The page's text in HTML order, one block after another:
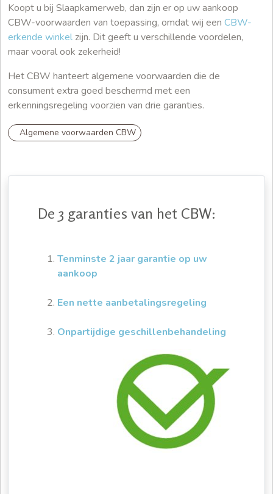
Koopt u bij Slaapkamerweb, dan zijn er op uw aankoop
CBW-voorwaarden van toepassing, omdat wij een CBW-
erkende winkel zijn. Dit geeft u verschillende voordelen,
maar vooral ook zekerheid!
Het CBW hanteert algemene voorwaarden die de
consument extra goed beschermd met een
erkenningsregeling voorzien van drie garanties.
Algemene voorwaarden CBW
De 3 garanties van het CBW:
Tenminste 2 jaar garantie op uw
aankoop
Een nette aanbetalingsregeling
Onpartijdige geschillenbehandeling